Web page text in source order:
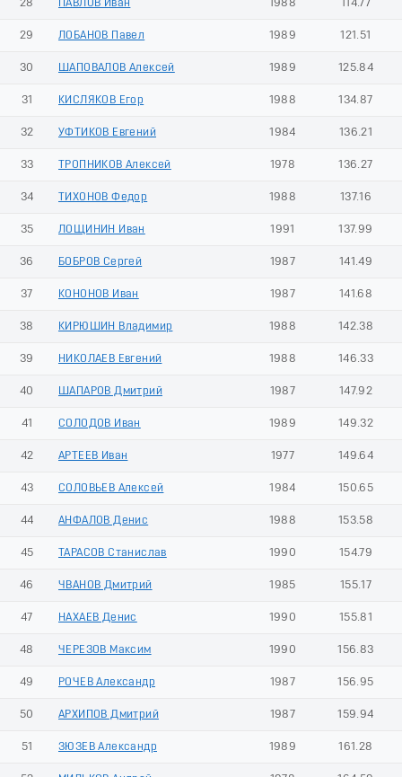
28 ПАВЛОВ Иван 1988 114.77
29 ЛОБАНОВ Павел 1989 121.51
30 ШАПОВАЛОВ Алексей 1989 125.84
31 КИСЛЯКОВ Егор 1988 134.87
32 УФТИКОВ Евгений 1984 136.21
33 ТРОПНИКОВ Алексей 1978 136.27
34 ТИХОНОВ Федор 1988 137.16
35 ЛОЩИНИН Иван 1991 137.99
36 БОБРОВ Сергей 1987 141.49
37 КОНОНОВ Иван 1987 141.68
38 КИРЮШИН Владимир 1988 142.38
39 НИКОЛАЕВ Евгений 1988 146.33
40 ШАПАРОВ Дмитрий 1987 147.92
41 СОЛОДОВ Иван 1989 149.32
42 АРТЕЕВ Иван 1977 149.64
43 СОЛОВЬЕВ Алексей 1984 150.65
44 АНФАЛОВ Денис 1988 153.58
45 ТАРАСОВ Станислав 1990 154.79
46 ЧВАНОВ Дмитрий 1985 155.17
47 НАХАЕВ Денис 1990 155.81
48 ЧЕРЕЗОВ Максим 1990 156.83
49 РОЧЕВ Александр 1987 156.95
50 АРХИПОВ Дмитрий 1987 159.94
51 ЗЮЗЕВ Александр 1989 161.28